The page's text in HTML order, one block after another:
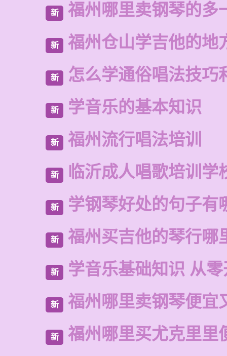
新 福州哪里卖钢琴的多
新 福州仓山学吉他的地
新 怎么学通俗唱法技巧
新 学音乐的基本知识
新 福州流行唱法培训
新 临沂成人唱歌培训学
新 学钢琴好处的句子有
新 福州买吉他的琴行哪
新 学音乐基础知识 从
新 福州哪里卖钢琴便宜
新 福州哪里买尤克里里